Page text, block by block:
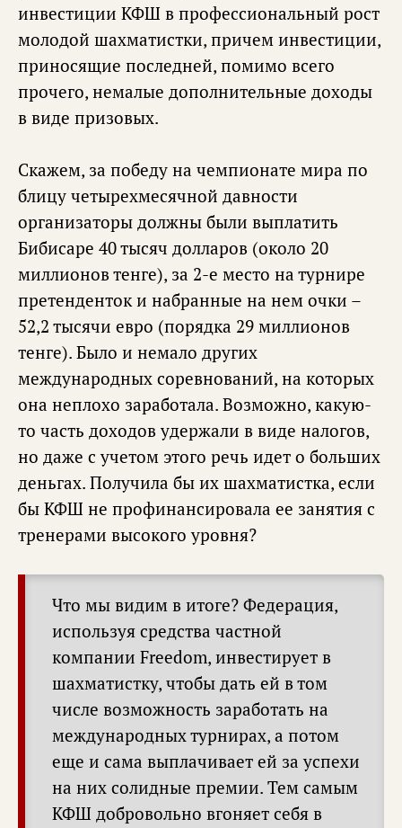
инвестиции КФШ в профессиональный рост
молодой шахматистки, причем инвестиции,
приносящие последней, помимо всего
прочего, немалые дополнительные доходы
в виде призовых.
Скажем, за победу на чемпионате мира по
блицу четырехмесячной давности
организаторы должны были выплатить
Бибисаре 40 тысяч долларов (около 20
миллионов тенге), за 2-е место на турнире
претенденток и набранные на нем очки –
52,2 тысячи евро (порядка 29 миллионов
тенге). Было и немало других
международных соревнований, на которых
она неплохо заработала. Возможно, какую-
то часть доходов удержали в виде налогов,
но даже с учетом этого речь идет о больших
деньгах. Получила бы их шахматистка, если
бы КФШ не профинансировала ее занятия с
тренерами высокого уровня?
Что мы видим в итоге? Федерация,
используя средства частной
компании Freedom, инвестирует в
шахматистку, чтобы дать ей в том
числе возможность заработать на
международных турнирах, а потом
еще и сама выплачивает ей за успехи
на них солидные премии. Тем самым
КФШ добровольно вгоняет себя в